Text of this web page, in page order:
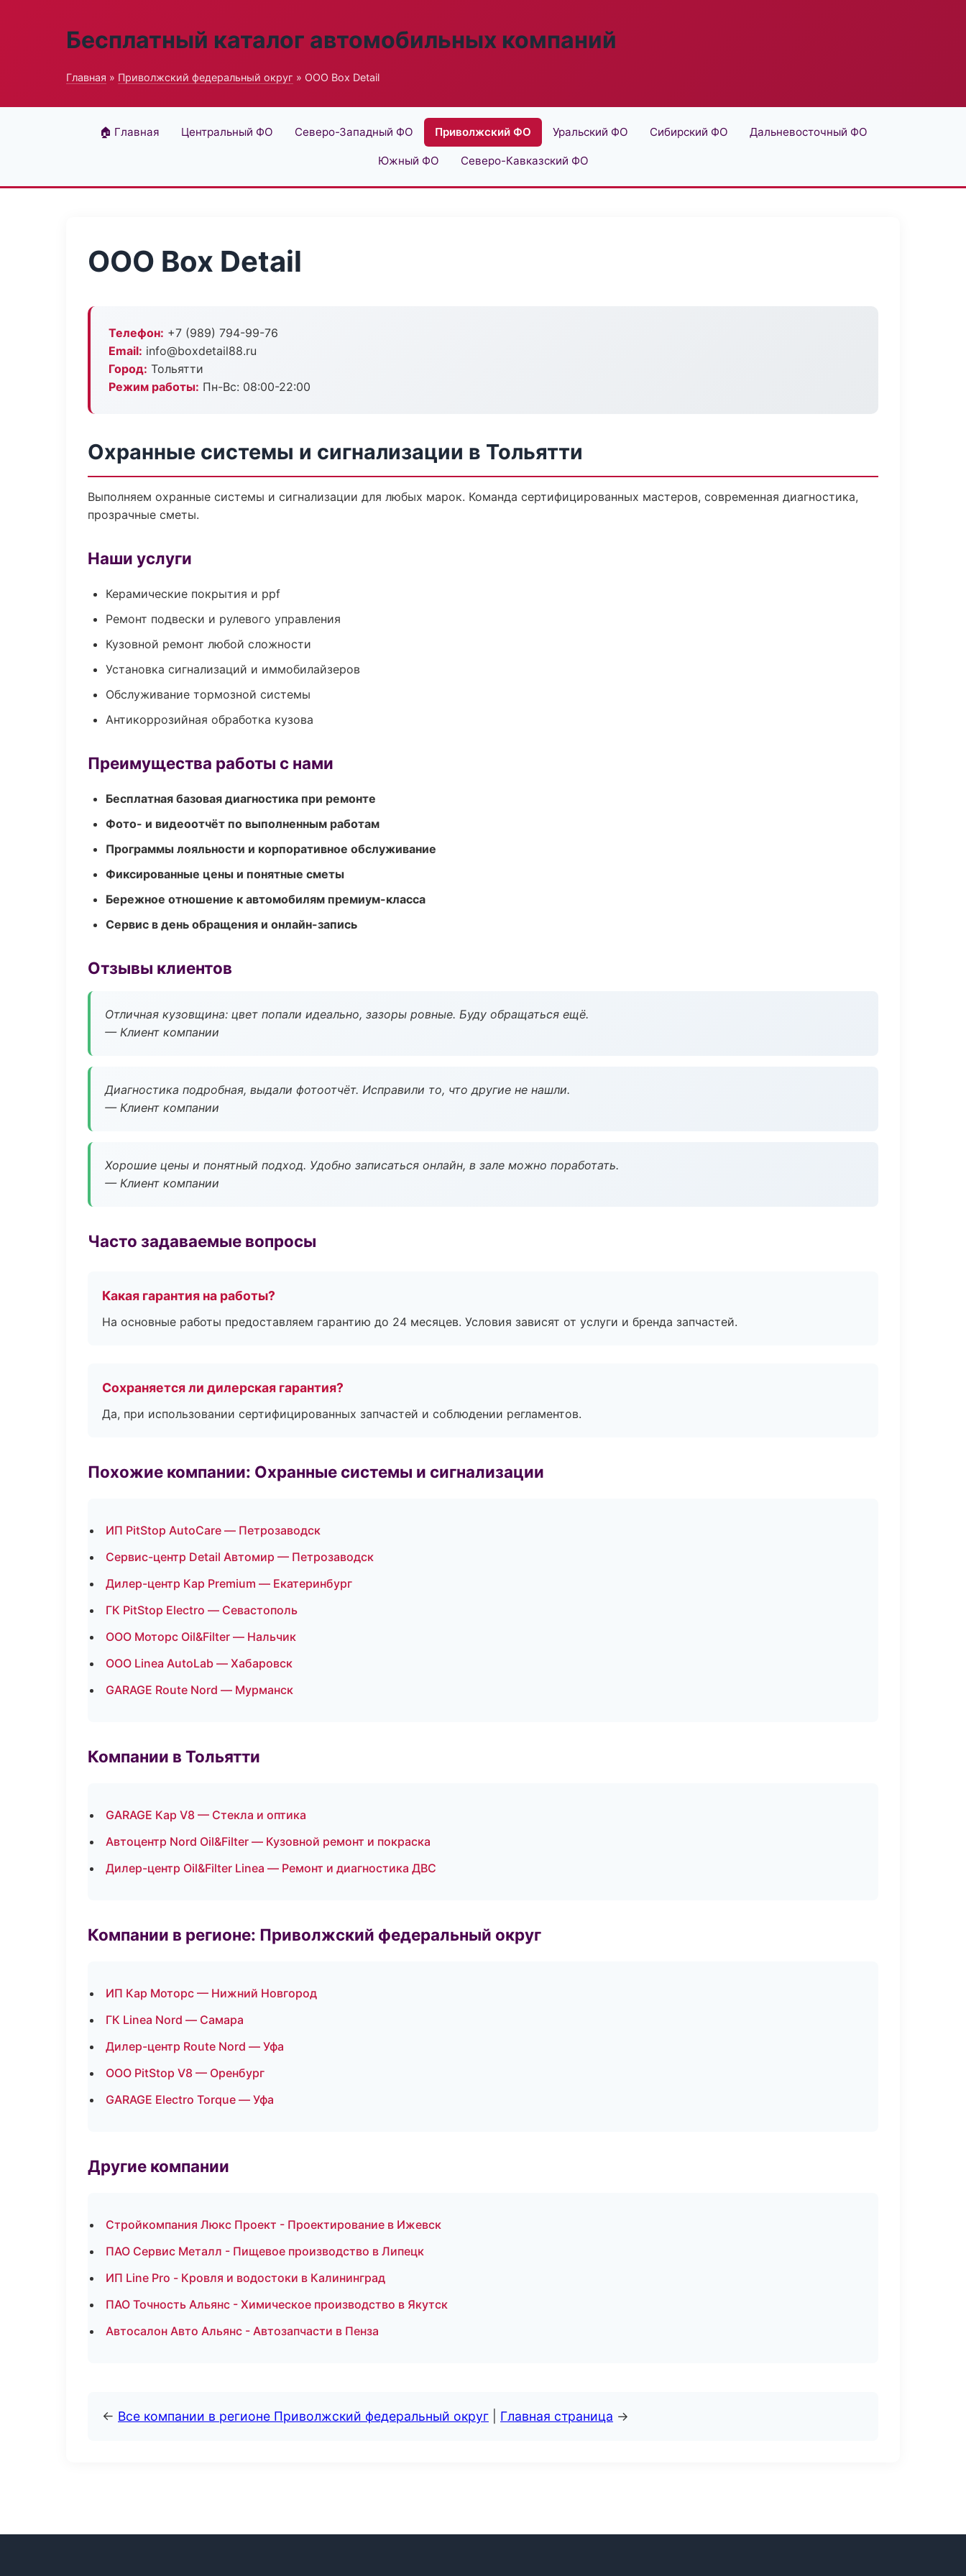
Бесплатный каталог автомобильных компаний
Главная » Приволжский федеральный округ » ООО Box Detail
🏠 Главная Центральный ФО Северо-Западный ФО Приволжский ФО Уральский ФО Сибирский ФО Дальневосточный ФО
Южный ФО Северо-Кавказский ФО
ООО Box Detail
Телефон: +7 (989) 794-99-76
Email: info@boxdetail88.ru
Город: Тольятти
Режим работы: Пн-Вс: 08:00-22:00
Охранные системы и сигнализации в Тольятти
Выполняем охранные системы и сигнализации для любых марок. Команда сертифицированных мастеров, современная диагностика,
прозрачные сметы.
Наши услуги
Керамические покрытия и ppf
Ремонт подвески и рулевого управления
Кузовной ремонт любой сложности
Установка сигнализаций и иммобилайзеров
Обслуживание тормозной системы
Антикоррозийная обработка кузова
Преимущества работы с нами
Бесплатная базовая диагностика при ремонте
Фото- и видеоотчёт по выполненным работам
Программы лояльности и корпоративное обслуживание
Фиксированные цены и понятные сметы
Бережное отношение к автомобилям премиум-класса
Сервис в день обращения и онлайн-запись
Отзывы клиентов
Отличная кузовщина: цвет попали идеально, зазоры ровные. Буду обращаться ещё.
— Клиент компании
Диагностика подробная, выдали фотоотчёт. Исправили то, что другие не нашли.
— Клиент компании
Хорошие цены и понятный подход. Удобно записаться онлайн, в зале можно поработать.
— Клиент компании
Часто задаваемые вопросы
Какая гарантия на работы?
На основные работы предоставляем гарантию до 24 месяцев. Условия зависят от услуги и бренда запчастей.
Сохраняется ли дилерская гарантия?
Да, при использовании сертифицированных запчастей и соблюдении регламентов.
Похожие компании: Охранные системы и сигнализации
ИП PitStop AutoCare — Петрозаводск
Сервис-центр Detail Автомир — Петрозаводск
Дилер-центр Кар Premium — Екатеринбург
ГК PitStop Electro — Севастополь
ООО Моторс Oil&Filter — Нальчик
ООО Linea AutoLab — Хабаровск
GARAGE Route Nord — Мурманск
Компании в Тольятти
GARAGE Кар V8 — Стекла и оптика
Автоцентр Nord Oil&Filter — Кузовной ремонт и покраска
Дилер-центр Oil&Filter Linea — Ремонт и диагностика ДВС
Компании в регионе: Приволжский федеральный округ
ИП Кар Моторс — Нижний Новгород
ГК Linea Nord — Самара
Дилер-центр Route Nord — Уфа
ООО PitStop V8 — Оренбург
GARAGE Electro Torque — Уфа
Другие компании
Стройкомпания Люкс Проект - Проектирование в Ижевск
ПАО Сервис Металл - Пищевое производство в Липецк
ИП Line Pro - Кровля и водостоки в Калининград
ПАО Точность Альянс - Химическое производство в Якутск
Автосалон Авто Альянс - Автозапчасти в Пенза
← Все компании в регионе Приволжский федеральный округ Главная страница →